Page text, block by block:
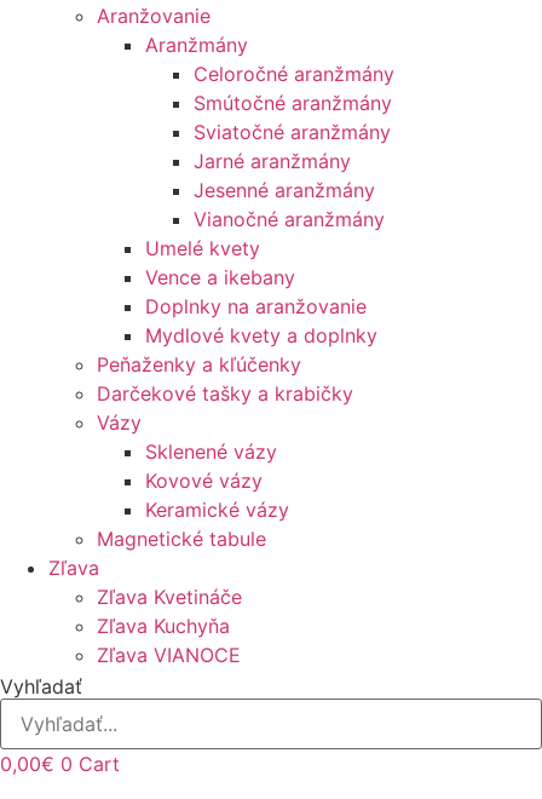
Aranžovanie
Aranžmány
Celoročné aranžmány
Smútočné aranžmány
Sviatočné aranžmány
Jarné aranžmány
Jesenné aranžmány
Vianočné aranžmány
Umelé kvety
Vence a ikebany
Doplnky na aranžovanie
Mydlové kvety a doplnky
Peňaženky a kľúčenky
Darčekové tašky a krabičky
Vázy
Sklenené vázy
Kovové vázy
Keramické vázy
Magnetické tabule
Zľava
Zľava Kvetináče
Zľava Kuchyňa
Zľava VIANOCE
Vyhľadať
0,00€ 0 Cart